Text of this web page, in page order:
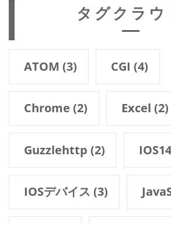
タグクラウ
ATOM (3) CGI (4)
Chrome (2) Excel (2)
Guzzlehttp (2) IOS14
IOSデバイス (3)